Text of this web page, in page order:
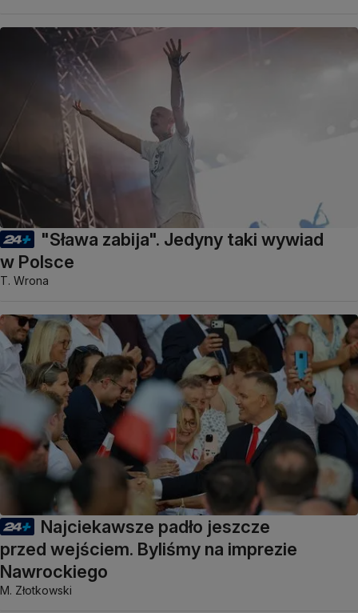
"Sława zabija". Jedyny taki wywiad
w Polsce
T. Wrona
Najciekawsze padło jeszcze
przed wejściem. Byliśmy na imprezie
Nawrockiego
M. Złotkowski